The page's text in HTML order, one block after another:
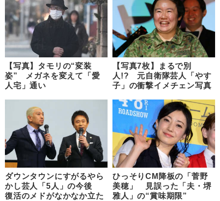
【写真】タモリの“変装
姿” メガネを変えて「愛
人宅」通い
【写真7枚】まるで別
人!? 元自衛隊芸人「やす
子」の衝撃イメチェン写真
ダウンタウンにすがるやら
かし芸人「5人」の今後
復活のメドがなかなか立た
ひっそりCM降板の「菅野
美穂」 見誤った「夫・堺
雅人」の“賞味期限”